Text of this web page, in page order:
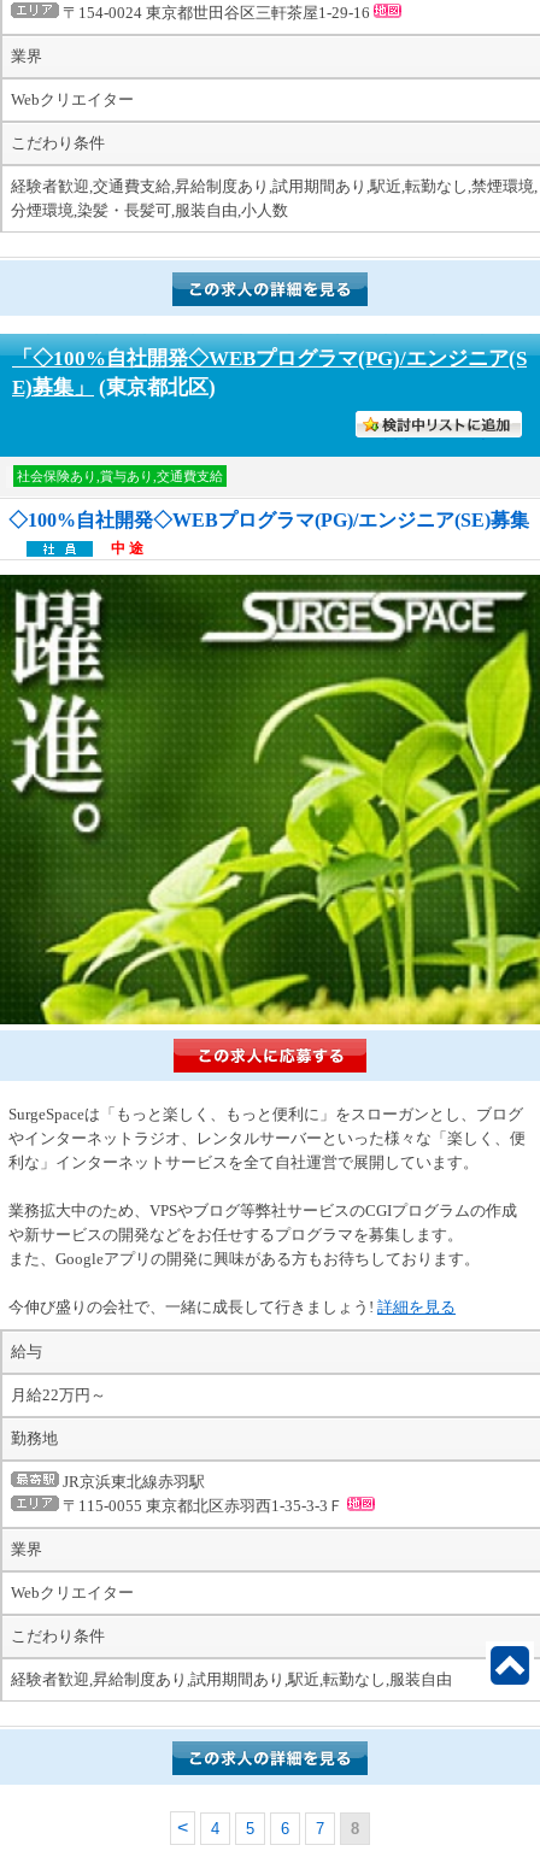
〒154-0024 東京都世田谷区三軒茶屋1-29-16
業界
Webクリエイター
こだわり条件
経験者歓迎,交通費支給,昇給制度あり,試用期間あり,駅近,転勤なし,禁煙環境,
分煙環境,染髪・長髪可,服装自由,小人数
「◇100%自社開発◇WEBプログラマ(PG)/エンジニア(S
E)募集」
(東京都北区)
社会保険あり,賞与あり,交通費支給
◇100%自社開発◇WEBプログラマ(PG)/エンジニア(SE)募集
中 途
SurgeSpaceは「もっと楽しく、もっと便利に」をスローガンとし、ブログ
やインターネットラジオ、レンタルサーバーといった様々な「楽しく、便
利な」インターネットサービスを全て自社運営で展開しています。
業務拡大中のため、VPSやブログ等弊社サービスのCGIプログラムの作成
や新サービスの開発などをお任せするプログラマを募集します。
また、Googleアプリの開発に興味がある方もお待ちしております。
今伸び盛りの会社で、一緒に成長して行きましょう! 詳細を見る
給与
月給22万円～
勤務地
JR京浜東北線赤羽駅
〒115-0055 東京都北区赤羽西1-35-3-3Ｆ
業界
Webクリエイター
こだわり条件
経験者歓迎,昇給制度あり,試用期間あり,駅近,転勤なし,服装自由
4 5 6 7 8